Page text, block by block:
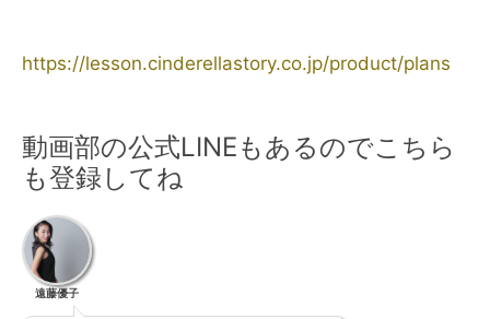
https://lesson.cinderellastory.co.jp/product/plans
動画部の公式LINEもあるのでこちら
も登録してね
遠藤優子